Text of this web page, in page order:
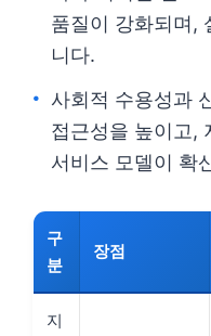
품질이 강화되며,
니다.
사회적 수용성과
접근성을 높이고,
서비스 모델이 확
구
분
장점
지